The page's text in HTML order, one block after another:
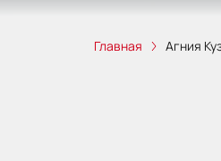
Главная Агния